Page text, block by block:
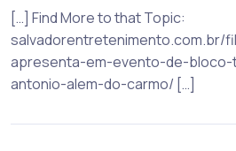
[…] Find More to that Topic:
salvadorentretenimento.com.br/
apresenta-em-evento-de-
antonio-alem-do-carmo/ […]